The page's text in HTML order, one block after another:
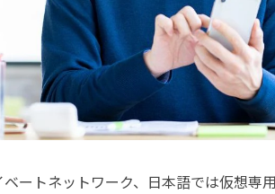
ートネットワーク、日本語では仮想専